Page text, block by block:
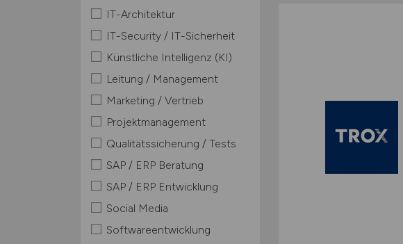
IT-Architektur
IT-Security / IT-Sicherheit
Künstliche Intelligenz (KI)
Leitung / Management
Marketing / Vertrieb
Projektmanagement
Qualitätssicherung / Tests
SAP / ERP Beratung
SAP / ERP Entwicklung
Social Media
Softwareentwicklung